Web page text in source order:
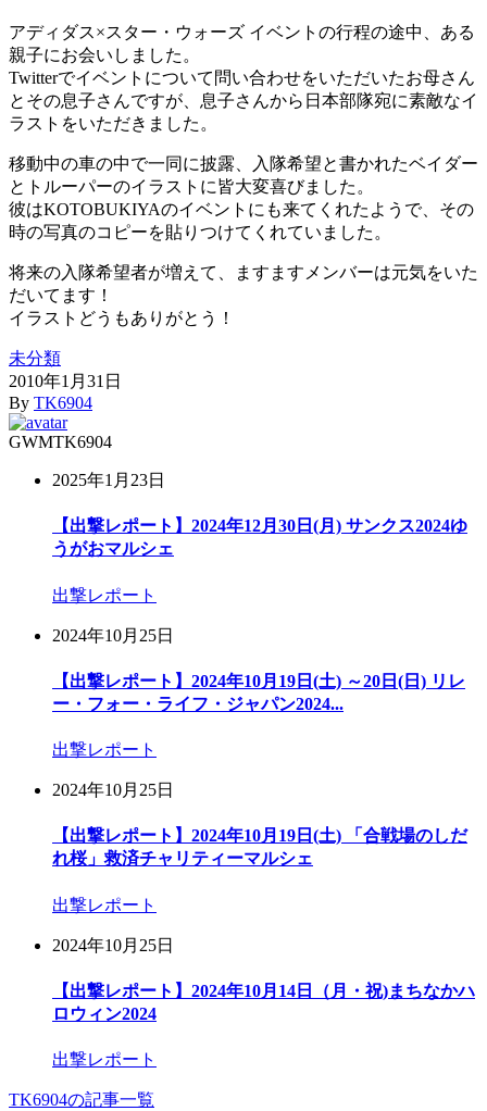
アディダス×スター・ウォーズ イベントの行程の途中、ある
親子にお会いしました。
Twitterでイベントについて問い合わせをいただいたお母さん
とその息子さんですが、息子さんから日本部隊宛に素敵なイ
ラストをいただきました。
移動中の車の中で一同に披露、入隊希望と書かれたベイダー
とトルーパーのイラストに皆大変喜びました。
彼はKOTOBUKIYAのイベントにも来てくれたようで、その
時の写真のコピーを貼りつけてくれていました。
将来の入隊希望者が増えて、ますますメンバーは元気をいた
だいてます！
イラストどうもありがとう！
未分類
2010年1月31日
By TK6904
GWMTK6904
2025年1月23日
【出撃レポート】2024年12月30日(月) サンクス2024ゆ
うがおマルシェ
出撃レポート
2024年10月25日
【出撃レポート】2024年10月19日(土) ～20日(日) リレ
ー・フォー・ライフ・ジャパン2024...
出撃レポート
2024年10月25日
【出撃レポート】2024年10月19日(土) 「合戦場のしだ
れ桜」救済チャリティーマルシェ
出撃レポート
2024年10月25日
【出撃レポート】2024年10月14日（月・祝)まちなかハ
ロウィン2024
出撃レポート
TK6904の記事一覧